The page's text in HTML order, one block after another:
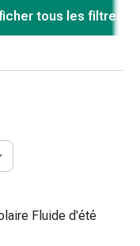
tous les filtres
Fluide d'été